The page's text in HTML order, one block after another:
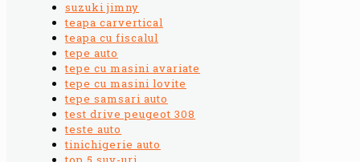
suzuki jimny
teapa carvertical
teapa cu fiscalul
tepe auto
tepe cu masini avariate
tepe cu masini lovite
tepe samsari auto
test drive peugeot 308
teste auto
tinichigerie auto